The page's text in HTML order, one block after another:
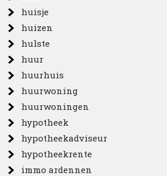
huisje
huizen
hulste
huur
huurhuis
huurwoning
huurwoningen
hypotheek
hypotheekadviseur
hypotheekrente
immo ardennen